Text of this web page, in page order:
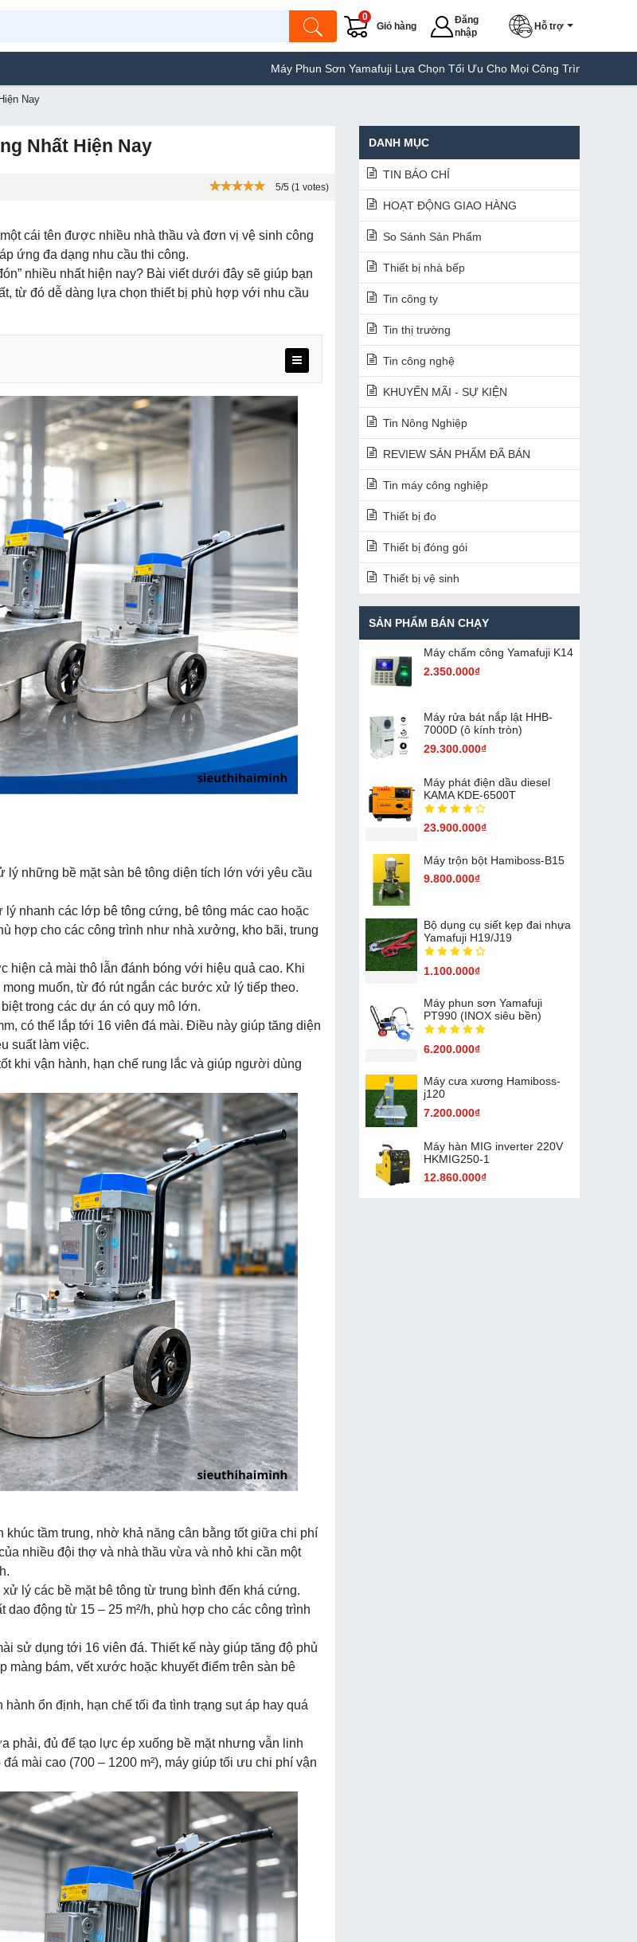
Giỏ hàng
0
Đăng
nhập
Hỗ trợ
Máy Phun Sơn Yamafuji Lựa Chọn Tối Ưu Cho Mọi Công Trình Máy Hàn Túi Yamafuji
Nay
Nhất Hiện Nay
5/5 (1 votes)
cái tên được nhiều nhà thầu và đơn vị vệ sinh công
ứng đa dạng nhu cầu thi công.
nhiều nhất hiện nay? Bài viết dưới đây sẽ giúp bạn
từ đó dễ dàng lựa chọn thiết bị phù hợp với nhu cầu
lý những bề mặt sàn bê tông diện tích lớn với yêu cầu
nhanh các lớp bê tông cứng, bê tông mác cao hoặc
hợp cho các công trình như nhà xưởng, kho bãi, trung
hiện cả mài thô lẫn đánh bóng với hiệu quả cao. Khi
muốn, từ đó rút ngắn các bước xử lý tiếp theo.
trong các dự án có quy mô lớn.
có thể lắp tới 16 viên đá mài. Điều này giúp tăng diện
suất làm việc.
khi vận hành, hạn chế rung lắc và giúp người dùng
khúc tầm trung, nhờ khả năng cân bằng tốt giữa chi phí
nhiều đội thợ và nhà thầu vừa và nhỏ khi cần một
lý các bề mặt bê tông từ trung bình đến khá cứng.
động từ 15 – 25 m²/h, phù hợp cho các công trình
sử dụng tới 16 viên đá. Thiết kế này giúp tăng độ phủ
màng bám, vết xước hoặc khuyết điểm trên sàn bê
ổn định, hạn chế tối đa tình trạng sụt áp hay quá
phải, đủ để tạo lực ép xuống bề mặt nhưng vẫn linh
mài cao (700 – 1200 m²), máy giúp tối ưu chi phí vận
DANH MỤC
TIN BÁO CHÍ
HOẠT ĐỘNG GIAO HÀNG
So Sánh Sản Phẩm
Thiết bị nhà bếp
Tin công ty
Tin thị trường
Tin công nghệ
KHUYẾN MÃI - SỰ KIỆN
Tin Nông Nghiệp
REVIEW SẢN PHẨM ĐÃ BÁN
Tin máy công nghiệp
Thiết bị đo
Thiết bị đóng gói
Thiết bị vệ sinh
SẢN PHẨM BÁN CHẠY
Máy chấm cô​ng Yamafuji K14
2.350.000₫
Máy rửa bát nắp lật HHB-
7000D (ô kính tròn)
29.300.000₫
Máy phát điện dầu diesel
KAMA KDE-6500T
23.900.000₫
Máy trộn bột Hamiboss-B15
9.800.000₫
Bộ dụng cụ siết kẹp đai nhựa
Yamafuji H19/J19
1.100.000₫
Máy phun sơn Yamafuji
PT990 (INOX siêu bền)
6.200.000₫
Máy cưa xương Hamiboss-
j120
7.200.000₫
Máy hàn MIG inverter 220V
HKMIG250-1
12.860.000₫